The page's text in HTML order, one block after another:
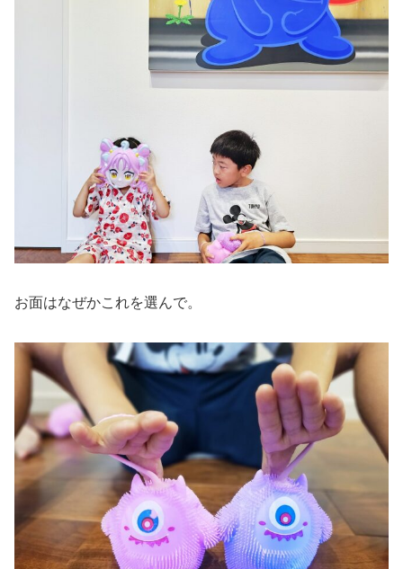
お面はなぜかこれを選んで。